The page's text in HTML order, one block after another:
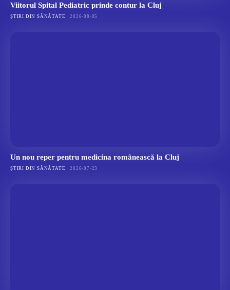
Viitorul Spital Pediatric prinde contur la Cluj
ȘTIRI DIN SĂNĂTATE 2026-08-05
Un nou reper pentru medicina românească la Cluj
ȘTIRI DIN SĂNĂTATE 2026-07-23